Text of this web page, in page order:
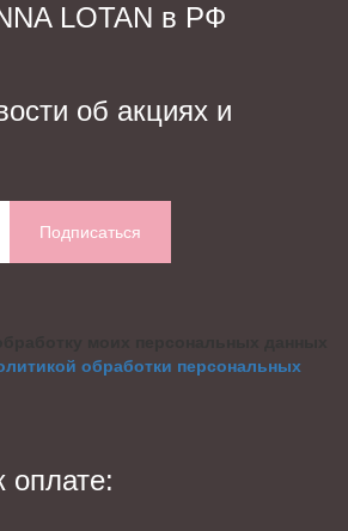
LOTAN в РФ
об акциях и
Подписаться
обработки персональных